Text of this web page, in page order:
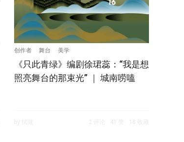
创作者 舞台 美学
《只此青绿》编剧徐珺蕊：“我是想
照亮舞台的那束光” ｜ 城南唠嗑